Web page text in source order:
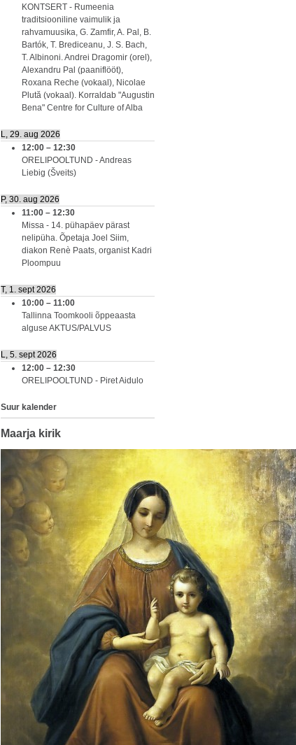
KONTSERT - Rumeenia
traditsiooniline vaimulik ja
rahvamuusika, G. Zamfir, A. Pal, B.
Bartók, T. Brediceanu, J. S. Bach,
T. Albinoni. Andrei Dragomir (orel),
Alexandru Pal (paaniflööt),
Roxana Reche (vokaal), Nicolae
Plută (vokaal). Korraldab "Augustin
Bena" Centre for Culture of Alba
L, 29. aug 2026
12:00 – 12:30
ORELIPOOLTUND - Andreas
Liebig (Šveits)
P, 30. aug 2026
11:00 – 12:30
Missa - 14. pühapäev pärast
nelipüha. Õpetaja Joel Siim,
diakon Renè Paats, organist Kadri
Ploompuu
T, 1. sept 2026
10:00 – 11:00
Tallinna Toomkooli õppeaasta
alguse AKTUS/PALVUS
L, 5. sept 2026
12:00 – 12:30
ORELIPOOLTUND - Piret Aidulo
Suur kalender
Maarja kirik